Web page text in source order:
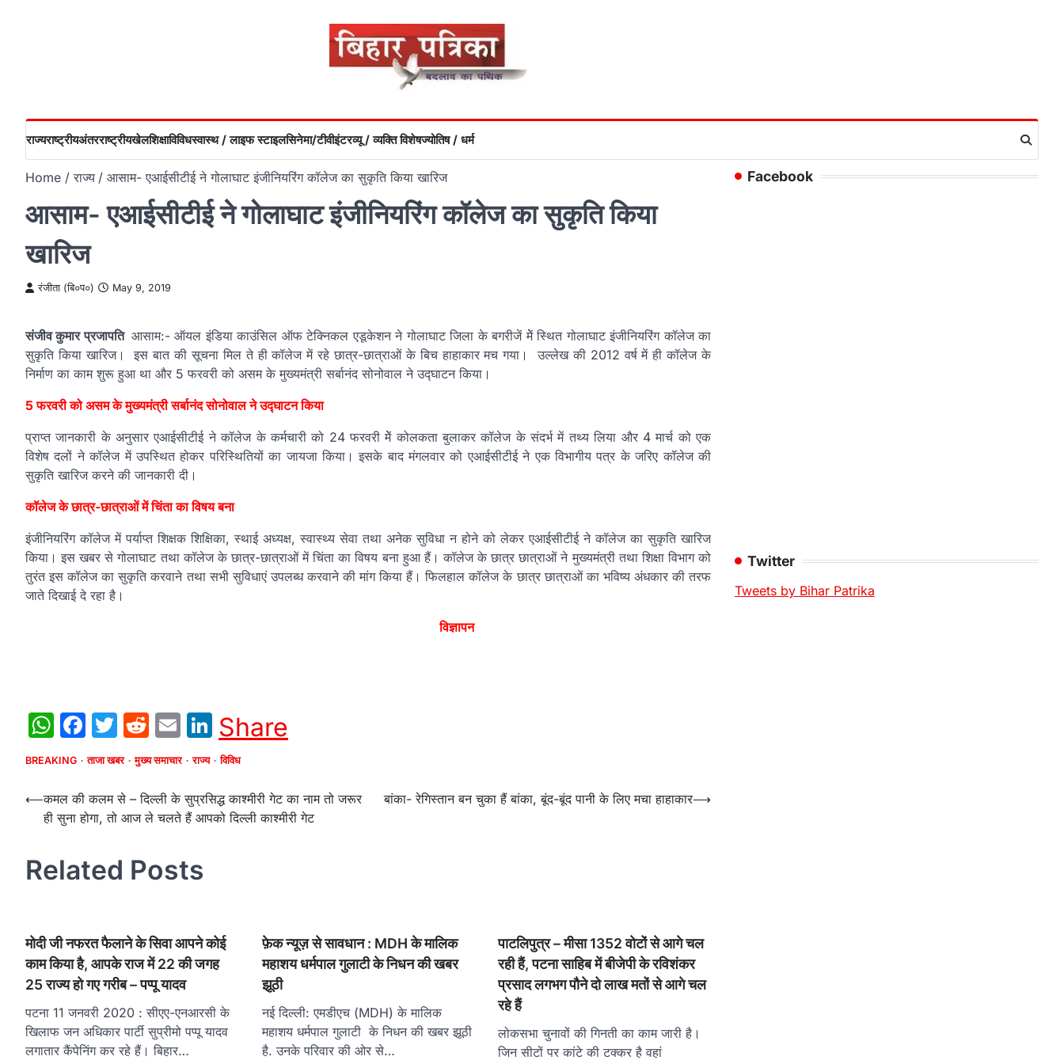
राज्यराष्ट्रीयअंतरराष्ट्रीयखेलशिक्षाविविधस्वास्थ / लाइफ स्टाइलसिनेमा/टीवीइंटरव्यू / व्यक्ति विशेषज्योतिष / धर्म
Home राज्य आसाम- एआईसीटीई ने गोलाघाट इंजीनियरिंग कॉलेज का सुकृति किया खारिज
आसाम- एआईसीटीई ने गोलाघाट इंजीनियरिंग कॉलेज का सुकृति किया
खारिज
रंजीता (बि०प०) May 9, 2019
संजीव कुमार प्रजापति आसाम:- ऑयल इंडिया काउंसिल ऑफ टेक्निकल एडूकेशन ने गोलाघाट जिला के बगरीजें मेें स्थित गोलाघाट इंजीनियरिंग कॉलेज का
सुकृति किया खारिज। इस बात की सूचना मिल ते ही कॉलेज में रहे छात्र-छात्राओं के बिच हाहाकार मच गया। उल्लेख की 2012 वर्ष में ही कॉलेज के
निर्माण का काम शुरू हुआ था और 5 फरवरी को असम के मुख्यमंत्री सर्बानंद सोनोवाल ने उद्घाटन किया।
5 फरवरी को असम के मुख्यमंत्री सर्बानंद सोनोवाल ने उद्घाटन किया
प्राप्त जानकारी के अनुसार एआईसीटीई ने कॉलेज के कर्मचारी को 24 फरवरी मेें कोलकता बुलाकर कॉलेज के संदर्भ में तथ्य लिया और 4 मार्च को एक
विशेष दलों ने कॉलेज में उपस्थित होकर परिस्थितियों का जायजा किया। इसके बाद मंगलवार को एआईसीटीई ने एक विभागीय पत्र के जरिए कॉलेज की
सुकृति खारिज करने की जानकारी दी।
कॉलेज के छात्र-छात्राओं में चिंता का विषय बना
इंजीनियरिंग कॉलेज में पर्याप्त शिक्षक शिक्षिका, स्थाई अध्यक्ष, स्वास्थ्य सेवा तथा अनेक सुविधा न होने को लेकर एआईसीटीई ने कॉलेज का सुकृति खारिज
किया। इस खबर से गोलाघाट तथा कॉलेज के छात्र-छात्राओं में चिंता का विषय बना हुआ हैं। कॉलेज के छात्र छात्राओं ने मुख्यमंत्री तथा शिक्षा विभाग को
तुरंत इस कॉलेज का सुकृति करवाने तथा सभी सुविधाएं उपलब्ध करवाने की मांग किया हैं। फिलहाल कॉलेज के छात्र छात्राओं का भविष्य अंधकार की तरफ
जाते दिखाई दे रहा है।
विज्ञापन
WhatsApp
Facebook
Twitter
Reddit
EmailLinkedIn
Share
BREAKING ताजा खबर मुख्य समाचार राज्य विविध
Post
navigation
⟵कमल की कलम से – दिल्ली के सुप्रसिद्ध काश्मीरी गेट का नाम तो जरूर
ही सुना होगा, तो आज ले चलते हैं आपको दिल्ली काश्मीरी गेट
बांका- रेगिस्तान बन चुका हैं बांका, बूंद-बूंद पानी के लिए मचा हाहाकार⟶
Related Posts
मोदी जी नफरत फैलाने के सिवा आपने कोई
काम किया है, आपके राज में 22 की जगह
25 राज्य हो गए गरीब – पप्पू यादव
पटना 11 जनवरी 2020 : सीएए-एनआरसी के
खिलाफ जन अधिकार पार्टी सुप्रीमो पप्पू यादव
लगातार कैंपेनिंग कर रहे हैं। बिहार…
फ़ेक न्यूज़ से सावधान : MDH के मालिक
महाशय धर्मपाल गुलाटी के निधन की खबर
झूठी
नई दिल्ली: एमडीएच (MDH) के मालिक
महाशय धर्मपाल गुलाटी के निधन की खबर झूठी
है. उनके परिवार की ओर से…
पाटलिपुत्र – मीसा 1352 वोटों से आगे चल
रही हैं, पटना साहिब में बीजेपी के रविशंकर
प्रसाद लगभग पौने दो लाख मतों से आगे चल
रहे हैं
लोकसभा चुनावों की गिनती का काम जारी है।
जिन सीटों पर कांटे की टक्कर है वहां
Facebook
Twitter
Tweets by Bihar Patrika